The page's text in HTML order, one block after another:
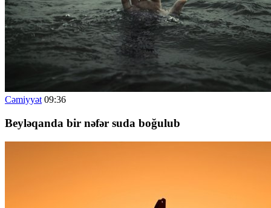
Cəmiyyət 09:36
Beyləqanda bir nəfər suda boğulub